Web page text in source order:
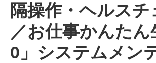
隔操作・ヘルスチ
／お仕事かんたん
0」システムメン